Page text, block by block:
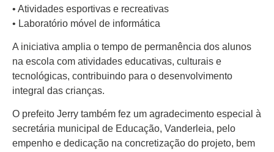
• Atividades esportivas e recreativas
• Laboratório móvel de informática
A iniciativa amplia o tempo de permanência dos alunos
na escola com atividades educativas, culturais e
tecnológicas, contribuindo para o desenvolvimento
integral das crianças.
O prefeito Jerry também fez um agradecimento especial à
secretária municipal de Educação, Vanderleia, pelo
empenho e dedicação na concretização do projeto, bem